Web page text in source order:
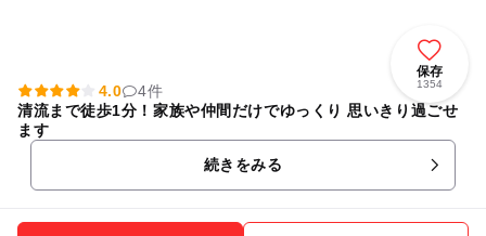
保存
1354
4.0
4件
清流まで徒歩1分！家族や仲間だけでゆっくり 思いきり過ごせ
ます
続きをみる